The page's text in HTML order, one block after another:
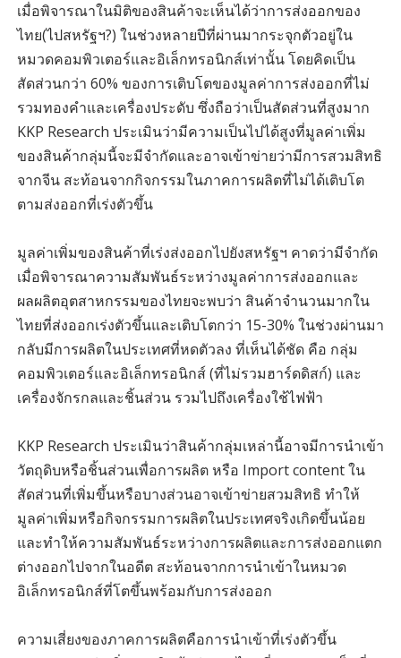
เมื่อพิจารณาในมิติของสินค้าจะเห็นได้ว่าการส่งออกของ
ไทย(ไปสหรัฐฯ?) ในช่วงหลายปีที่ผ่านมากระจุกตัวอยู่ใน
หมวดคอมพิวเตอร์และอิเล็กทรอนิกส์เท่านั้น โดยคิดเป็น
สัดส่วนกว่า 60% ของการเติบโตของมูลค่าการส่งออกที่ไม่
รวมทองคำและเครื่องประดับ ซึ่งถือว่าเป็นสัดส่วนที่สูงมาก
KKP Research ประเมินว่ามีความเป็นไปได้สูงที่มูลค่าเพิ่ม
ของสินค้ากลุ่มนี้จะมีจำกัดและอาจเข้าข่ายว่ามีการสวมสิทธิ
จากจีน สะท้อนจากกิจกรรมในภาคการผลิตที่ไม่ได้เติบโต
ตามส่งออกที่เร่งตัวขึ้น
มูลค่าเพิ่มของสินค้าที่เร่งส่งออกไปยังสหรัฐฯ คาดว่ามีจำกัด
เมื่อพิจารณาความสัมพันธ์ระหว่างมูลค่าการส่งออกและ
ผลผลิตอุตสาหกรรมของไทยจะพบว่า สินค้าจำนวนมากใน
ไทยที่ส่งออกเร่งตัวขึ้นและเติบโตกว่า 15-30% ในช่วงผ่านมา
กลับมีการผลิตในประเทศที่หดตัวลง ที่เห็นได้ชัด คือ กลุ่ม
คอมพิวเตอร์และอิเล็กทรอนิกส์ (ที่ไม่รวมฮาร์ดดิสก์) และ
เครื่องจักรกลและชิ้นส่วน รวมไปถึงเครื่องใช้ไฟฟ้า
KKP Research ประเมินว่าสินค้ากลุ่มเหล่านี้อาจมีการนำเข้า
วัตถุดิบหรือชิ้นส่วนเพื่อการผลิต หรือ Import content ใน
สัดส่วนที่เพิ่มขึ้นหรือบางส่วนอาจเข้าข่ายสวมสิทธิ ทำให้
มูลค่าเพิ่มหรือกิจกรรมการผลิตในประเทศจริงเกิดขึ้นน้อย
และทำให้ความสัมพันธ์ระหว่างการผลิตและการส่งออกแตก
ต่างออกไปจากในอดีต สะท้อนจากการนำเข้าในหมวด
อิเล็กทรอนิกส์ที่โตขึ้นพร้อมกับการส่งออก
ความเสี่ยงของภาคการผลิตคือการนำเข้าที่เร่งตัวขึ้น